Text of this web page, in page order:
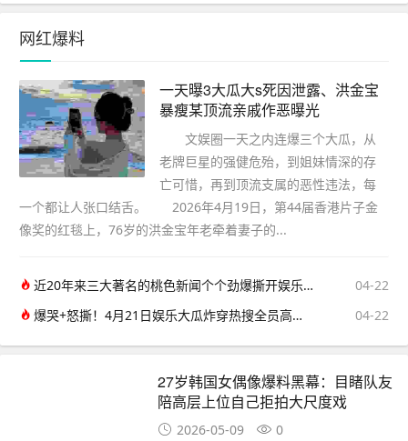
网红爆料
一天曝3大瓜大s死因泄露、洪金宝
暴瘦某顶流亲戚作恶曝光
文娱圈一天之内连爆三个大瓜，从
老牌巨星的强健危殆，到姐妹情深的存
亡可惜，再到顶流支属的恶性违法，每
一个都让人张口结舌。 2026年4月19日，第44届香港片子金
像奖的红毯上，76岁的洪金宝年老牵着妻子的...
近20年来三大著名的桃色新闻个个劲爆撕开娱乐圈最不堪的一面
04-22
爆哭+怒撕！4月21日娱乐大瓜炸穿热搜全员高能不掺水
04-22
27岁韩国女偶像爆料黑幕：目睹队友
陪高层上位自己拒拍大尺度戏
2026-05-09 0